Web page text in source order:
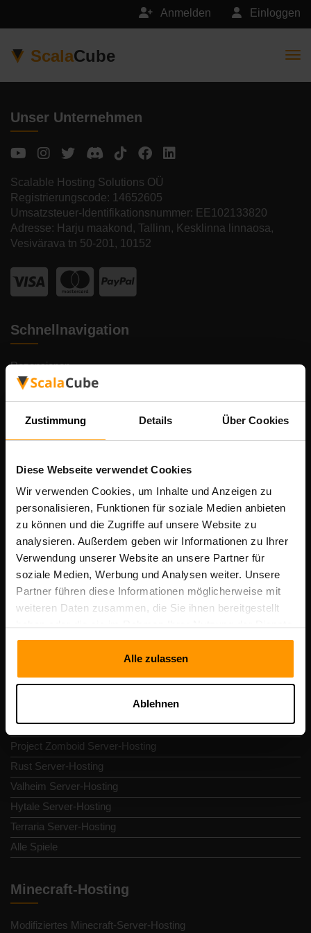
Zustimmung Details Über Cookies
Diese Webseite verwendet Cookies
Wir verwenden Cookies, um Inhalte und Anzeigen zu
personalisieren, Funktionen für soziale Medien anbieten
zu können und die Zugriffe auf unsere Website zu
analysieren. Außerdem geben wir Informationen zu Ihrer
Verwendung unserer Website an unsere Partner für
soziale Medien, Werbung und Analysen weiter. Unsere
Partner führen diese Informationen möglicherweise mit
weiteren Daten zusammen, die Sie ihnen bereitgestellt
gesammelt haben.
Alle zulassen
Ablehnen
Einloggen
Anmelden
ScalaCube
Unser Unternehmen
Scalable Hosting Solutions OÜ
Registrierungscode: 14652605
Umsatzsteuer-Identifikationsnummer: EE102133820
Adresse: Harju maakond, Tallinn, Kesklinna linnaosa,
Vesivärava tn 50-201, 10152
Schnellnavigation
Rezensionen
Kontakte
Datenschutz-Bestimmungen
Geschäftsbedingungen
Missbrauch melden
Einstellungen
Unterstützung
Arbeitsplätze
Apply for Sponsorship
Dedicated game server hosting
Seitenverzeichnis
Gameserver-Hosting
Minecraft Server-Hosting
Bedrock Server-Hosting
Palworld Server-Hosting
Project Zomboid Server-Hosting
Rust Server-Hosting
Valheim Server-Hosting
Hytale Server-Hosting
Terraria Server-Hosting
Alle Spiele
Minecraft-Hosting
Modifiziertes Minecraft-Server-Hosting